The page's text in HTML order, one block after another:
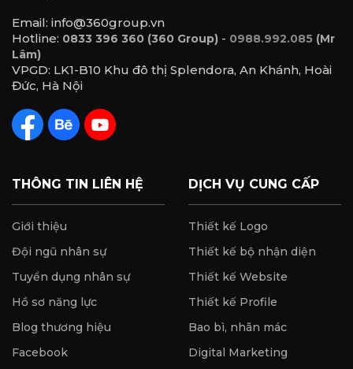
Email: info@360group.vn
Hotline: 0833 396 360 (360 Group) - 0988.992.085 (Mr
Lâm)
VPGD: LK1-B10 Khu đô thị Splendora, An Khánh, Hoài
Đức, Hà Nội
THÔNG TIN LIÊN HỆ
Giới thiệu
Đội ngũ nhân sự
Tuyển dụng nhân sự
Hồ sơ năng lực
Blog thương hiệu
Facebook
DỊCH VỤ CUNG CẤP
Thiết kế Logo
Thiết kế bộ nhận diện
Thiết kế Website
Thiết kế Profile
Bao bì, nhãn mác
Digital Marketing